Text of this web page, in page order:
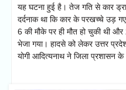
यह घटना हुई है। तेज गति से कार
दर्दनाक था कि कार के परखच्चे उड़
6 की मौके पर ही मौत हो चुकी थी
भेजा गया। हादसे को लेकर उत्तर
योगी आदित्यनाथ ने जिला प्रशासन के